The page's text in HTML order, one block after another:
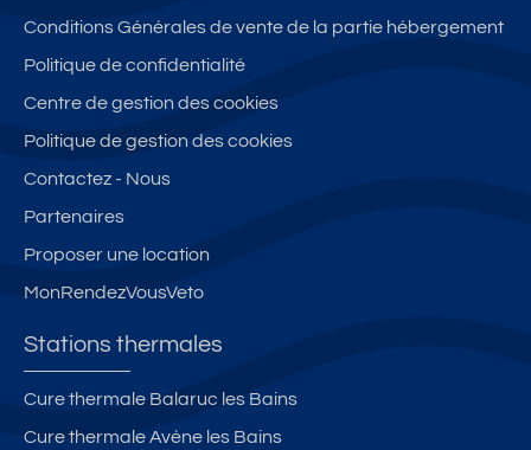
Conditions Générales de vente de la partie hébergement
Politique de confidentialité
Centre de gestion des cookies
Politique de gestion des cookies
Contactez - Nous
Partenaires
Proposer une location
MonRendezVousVeto
Stations thermales
Cure thermale Balaruc les Bains
Cure thermale Avène les Bains